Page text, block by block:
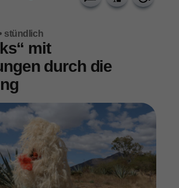
stündlich
mit
durch die